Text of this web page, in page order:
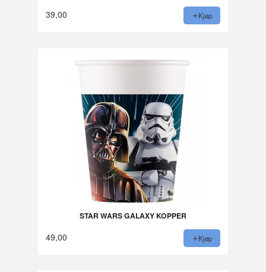
39,00 Kjøp
STAR WARS GALAXY KOPPER
49,00 Kjøp